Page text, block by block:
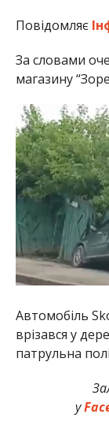
Повідомляє
За словами
магазину
Автомобіль
врізався у
патрульна
у